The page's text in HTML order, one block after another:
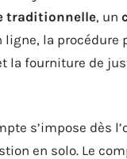
traditionnelle, un
ligne, la
la fourniture de
s’impose dès
en solo. Le